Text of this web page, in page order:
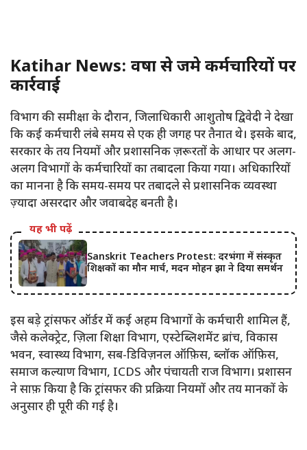
Katihar News: वर्षों से जमे कर्मचारियों पर
कार्रवाई
विभाग की समीक्षा के दौरान, जिलाधिकारी आशुतोष द्विवेदी ने देखा
कि कई कर्मचारी लंबे समय से एक ही जगह पर तैनात थे। इसके बाद,
सरकार के तय नियमों और प्रशासनिक ज़रूरतों के आधार पर अलग-
अलग विभागों के कर्मचारियों का तबादला किया गया। अधिकारियों
का मानना ​​है कि समय-समय पर तबादले से प्रशासनिक व्यवस्था
ज़्यादा असरदार और जवाबदेह बनती है।
यह भी पढ़ें
Sanskrit Teachers Protest: दरभंगा में संस्कृत
शिक्षकों का मौन मार्च, मदन मोहन झा ने दिया समर्थन
इस बड़े ट्रांसफर ऑर्डर में कई अहम विभागों के कर्मचारी शामिल हैं,
जैसे कलेक्ट्रेट, ज़िला शिक्षा विभाग, एस्टेब्लिशमेंट ब्रांच, विकास
भवन, स्वास्थ्य विभाग, सब-डिविज़नल ऑफ़िस, ब्लॉक ऑफ़िस,
समाज कल्याण विभाग, ICDS और पंचायती राज विभाग। प्रशासन
ने साफ़ किया है कि ट्रांसफर की प्रक्रिया नियमों और तय मानकों के
अनुसार ही पूरी की गई है।